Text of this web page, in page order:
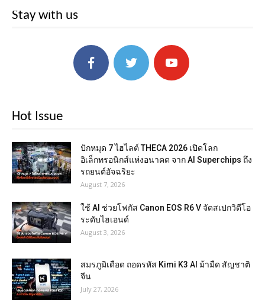
Stay with us
Hot Issue
ปักหมุด 7 ไฮไลต์ THECA 2026 เปิดโลก
อิเล็กทรอนิกส์แห่งอนาคต จาก AI Superchips ถึง
รถยนต์อัจฉริยะ
August 7, 2026
ใช้ AI ช่วยโฟกัส Canon EOS R6 V จัดสเปกวิดีโอ
ระดับไฮเอนด์
August 3, 2026
สมรภูมิเดือด ถอดรหัส Kimi K3 AI ม้ามืด สัญชาติ
จีน
July 27, 2026